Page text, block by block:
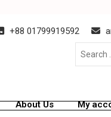
+88 01799919592
About Us My